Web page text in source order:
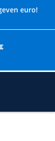
euro!